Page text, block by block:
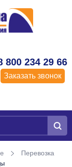
800 234 29 66
Заказать звонок
Перевозка